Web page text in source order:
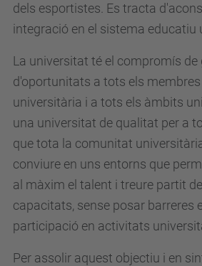
dels esportistes. Es tracta
integració en el sistema educatiu
La universitat té el compromís
d'oportunitats a tots els
universitària i a tots els àmbits
una universitat de qualitat per a
que tota la comunitat
conviure en uns entorns que
al màxim el talent i treure partit
capacitats, sense posar barreres
participació en activitats
Per assolir aquest objectiu i en